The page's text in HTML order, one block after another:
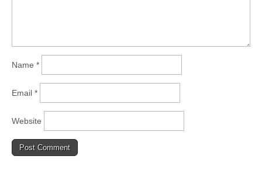
Name *
Email *
Website